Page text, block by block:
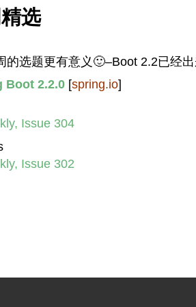
选
的选题更有意义🙂–Boot 2.2已经
Boot 2.2.0 [spring.io]
Issue 304
Issue 302